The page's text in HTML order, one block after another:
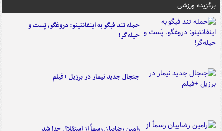
برگزیده ورزشی
حمله تند فیگو به اینفانتینو: دروغگو، پَست‌ و
حیله‌گر!
جنجال جدید نیمار در برزیل +فیلم